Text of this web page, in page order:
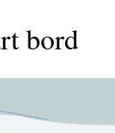
bord